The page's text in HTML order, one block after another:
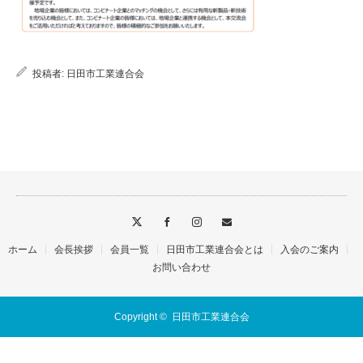
投稿者: 日田市工業連合会
ホーム 会長挨拶 会員一覧 日田市工業連合会とは
入会のご案内
お問い合わせ
Copyright © 日田市工業連合会